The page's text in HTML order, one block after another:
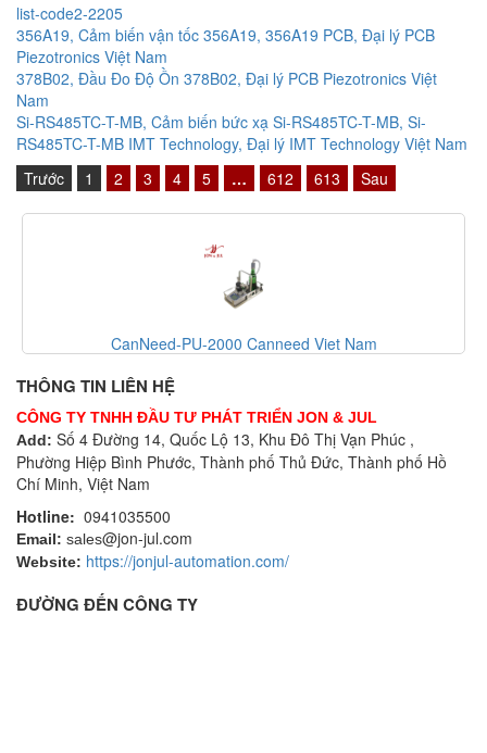
list-code2-2205
356A19, Cảm biến vận tốc 356A19, 356A19 PCB, Đại lý PCB
Piezotronics Việt Nam
378B02, Đầu Đo Độ Ồn 378B02, Đại lý PCB Piezotronics Việt
Nam
Si-RS485TC-T-MB, Cảm biến bức xạ Si-RS485TC-T-MB, Si-
RS485TC-T-MB IMT Technology, Đại lý IMT Technology Việt Nam
Trước
1 2 3 4 5 … 612 613 Sau
CanNeed-PU-2000 Canneed Viet Nam
THÔNG TIN LIÊN HỆ
CÔNG TY TNHH ĐẦU TƯ PHÁT TRIỂN JON & JUL
Add: Số 4 Đường 14, Quốc Lộ 13, Khu Đô Thị Vạn Phúc ,
Phường Hiệp Bình Phước, Thành phố Thủ Đức, Thành phố Hồ
Chí Minh, Việt Nam
Hotline: 0941035500
Email: sales@jon-jul.com
Website: https://jonjul-automation.com/
ĐƯỜNG ĐẾN CÔNG TY